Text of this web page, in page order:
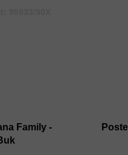
Family -